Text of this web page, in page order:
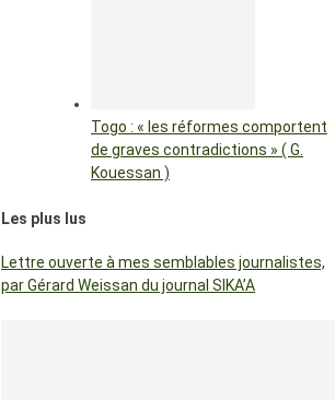
Togo : « les réformes comportent
de graves contradictions » ( G.
Kouessan )
Les plus lus
Lettre ouverte à mes semblables journalistes,
par Gérard Weissan du journal SIKA’A